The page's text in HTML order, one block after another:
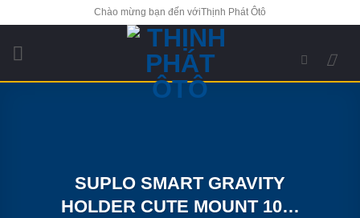
qua
nội
Chào mừng bạn đến vớiThịnh Phát Ôtô
SUPLO SMART GRAVITY
HOLDER CUTE MOUNT 10W